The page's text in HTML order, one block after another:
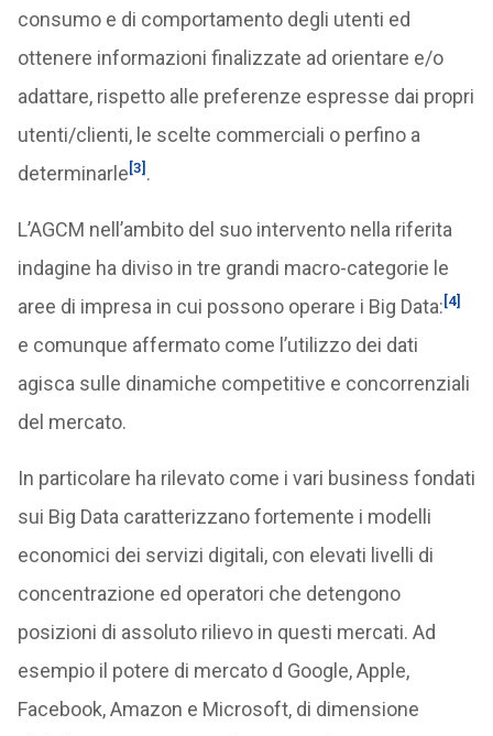
consumo e di comportamento degli utenti ed
ottenere informazioni finalizzate ad orientare e/o
adattare, rispetto alle preferenze espresse dai propri
utenti/clienti, le scelte commerciali o perfino a
determinarle[3] .
L’AGCM nell’ambito del suo intervento nella riferita
indagine ha diviso in tre grandi macro-categorie le
aree di impresa in cui possono operare i Big Data:[4]
e comunque affermato come l’utilizzo dei dati
agisca sulle dinamiche competitive e concorrenziali
del mercato.
In particolare ha rilevato come i vari business fondati
sui Big Data caratterizzano fortemente i modelli
economici dei servizi digitali, con elevati livelli di
concentrazione ed operatori che detengono
posizioni di assoluto rilievo in questi mercati. Ad
esempio il potere di mercato d Google, Apple,
Facebook, Amazon e Microsoft, di dimensione